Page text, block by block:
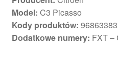
Model: C3 Picasso
Kody produktów:
Dodatkowe numery: FXT –